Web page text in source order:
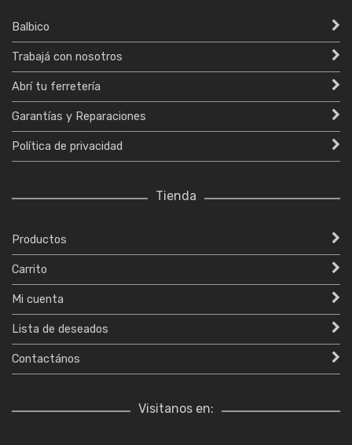
Balbico
Trabajá con nosotros
Abrí tu ferretería
Garantías y Reparaciones
Política de privacidad
Tienda
Productos
Carrito
Mi cuenta
Lista de deseados
Contactános
Visitanos en: